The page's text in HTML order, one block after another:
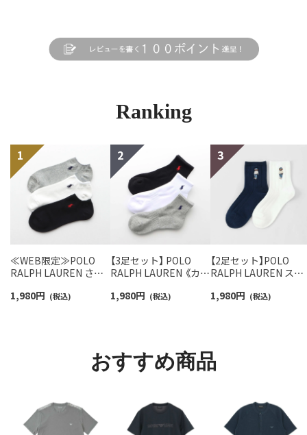
Ranking
≪WEB限定≫POLO
RALPH LAUREN さら
スニーカー丈ソックス
1,980円 (税込)
【3足セット】 POLO
RALPH LAUREN 《カラ
ンポイントソックス シ
1,980円 (税込)
【2足セット】POLO
RALPH LAUREN スタ
ロベア オーガニック
1,980円 (税込)
おすすめ商品